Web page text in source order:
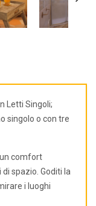
Letti Singoli;
singolo o con tre
un comfort
spazio. Goditi la
i luoghi